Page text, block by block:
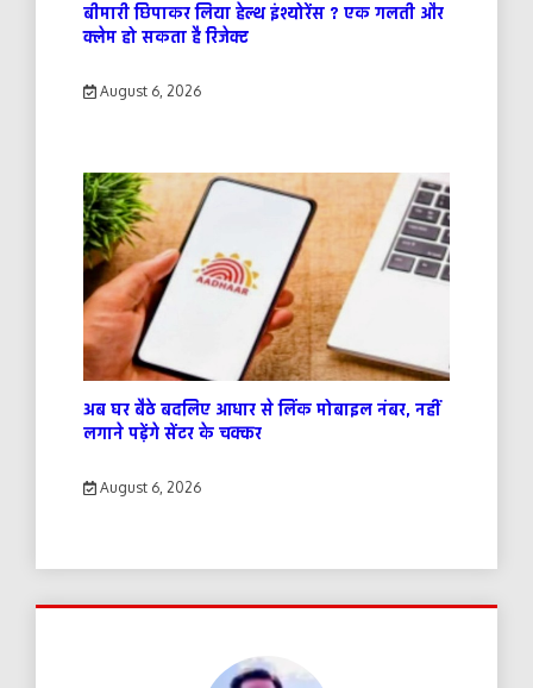
बीमारी छिपाकर लिया हेल्थ इंश्योरेंस ? एक गलती और
क्लेम हो सकता है रिजेक्ट
August 6, 2026
अब घर बैठे बदलिए आधार से लिंक मोबाइल नंबर, नहीं
लगाने पड़ेंगे सेंटर के चक्कर
August 6, 2026